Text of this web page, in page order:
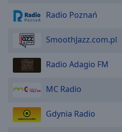
Radio Poznań
SmoothJazz.com.pl
Radio Adagio FM
MC Radio
Gdynia Radio